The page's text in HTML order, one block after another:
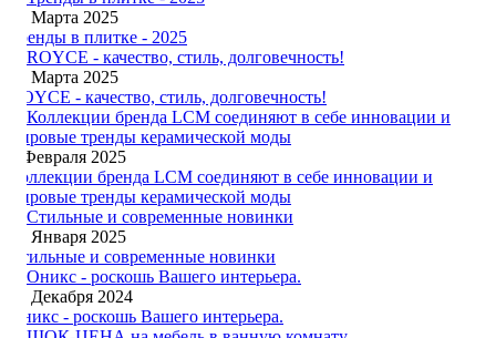
24 Марта 2025
Тренды в плитке - 2025
13 Марта 2025
ROYCE - качество, стиль, долговечность!
3 Февраля 2025
Коллекции бренда LCM соединяют в себе инновации и
мировые тренды керамической моды
20 Января 2025
Стильные и современные новинки
20 Декабря 2024
Оникс - роскошь Вашего интерьера.